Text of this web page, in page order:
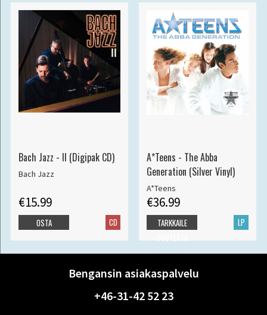
Bach Jazz - II (Digipak CD)
Bach Jazz
€15.99
CD
OSTA
A*Teens - The Abba
Generation (Silver Vinyl)
A*Teens
€36.99
LP
TARKKAILE
TUOTETTA
Bengansin asiakaspalvelu
+46-31-42 52 23